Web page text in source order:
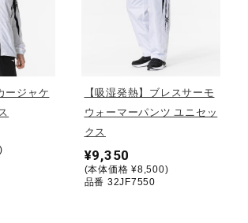
ズノスリープ
ア／レイン
ージャケ
【吸湿発熱】ブレスサーモ
ウォーマーパンツ ユニセッ
クス
¥9,350
(本体価格 ¥8,500)
品番 32JF7550